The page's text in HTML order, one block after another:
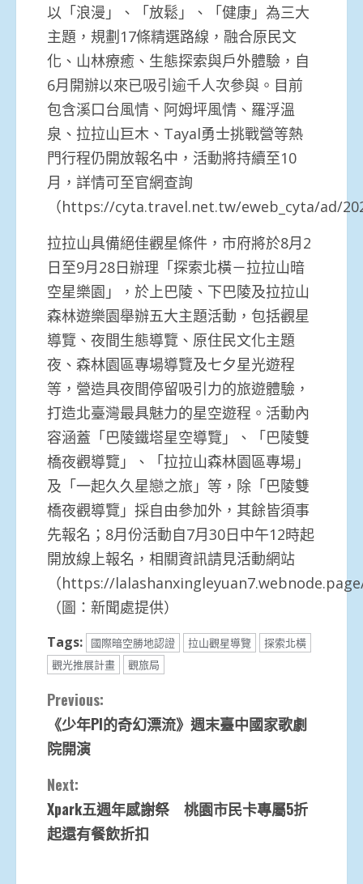
以「浪漫」、「放鬆」、「健康」為三大
主題，規劃17條精選路線，融合原民文
化、山林療癒、生態探索與戶外體驗，自
6月開辦以來已吸引逾千人次參與。目前
包含溪口台風情、阿姆坪風情、羅浮溫
泉、拉拉山巨木、Tayal勇士挑戰營等熱
門行程仍開放報名中，活動將持續至10
月，詳情可至官網查詢
（https://cyta.travel.net.tw/eweb_cyta/ad/
拉拉山具備絕佳觀星條件，市府將於8月2
日至9月28日辦理「探索北橫－拉拉山暗
空星樂園」，於上巴陵、下巴陵及拉拉山
森林遊樂園舉辦五大主題活動，包括觀星
導覽、夜間生態導覽、原住民文化主題
夜、森林園區專場導覽及七夕星光遊程
等，營造具夜間停留吸引力的旅遊體驗，
打造北臺灣最具魅力的星空遊程。活動內
容涵蓋「巴陵鐵塔星空導覽」、「巴陵雙
橋夜觀導覽」、「拉拉山森林園區專場」
及「一起久久星戀之旅」等，除「巴陵雙
橋夜觀導覽」採自由參加外，其餘皆須事
先報名；8月份活動自7月30日中午12時起
開放線上報名，相關資訊請見活動網站
（https://
（圖：新聞處提供）
Tags: 國際暗空勝地認證 拉山觀星導覽
探索北橫
觀光推展計畫
觀旅局
Continue
Reading
Previous:
《少年PI的奇幻漂流》週末臺中國家歌劇
院開演
Next:
Xpark五週年感謝祭 桃園市民卡專屬5折
起還有餐飲折扣